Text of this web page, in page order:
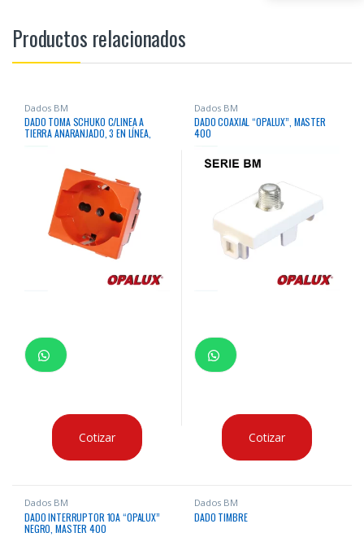
Productos relacionados
Dados BM
DADO TOMA SCHUKO C/LINEA A
TIERRA ANARANJADO, 3 EN LÍNEA,
Cotizar
Dados BM
DADO COAXIAL “OPALUX”, MASTER
400
Cotizar
Dados BM
DADO INTERRUPTOR 10A “OPALUX”
NEGRO, MASTER 400
Dados BM
DADO TIMBRE